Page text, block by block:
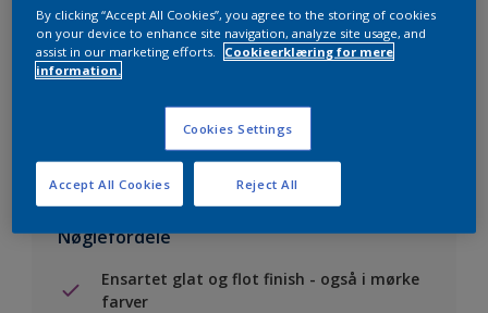
Find butik
Tilføj til liste Visualiser farven på din væg
Nøglefordele
Ensartet glat og flot finish - også i mørke
farver
By clicking “Accept All Cookies”, you agree to the storing of cookies
on your device to enhance site navigation, analyze site usage, and
assist in our marketing efforts.
Cookieerklæring for mere
information.
Cookies Settings
Reject All
Accept All Cookies